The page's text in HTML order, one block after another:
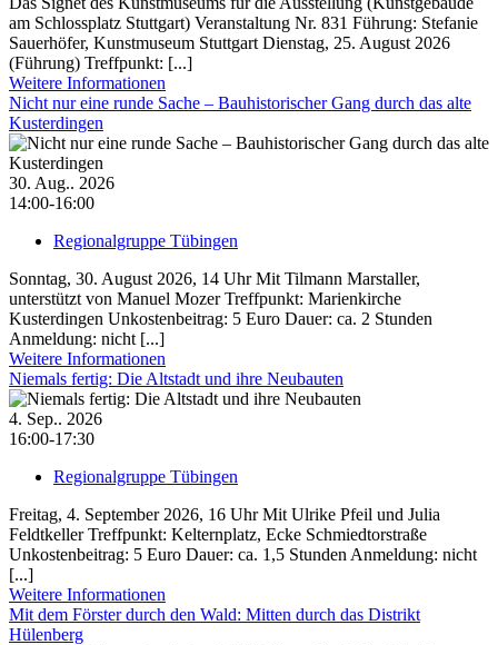
am Schlossplatz Stuttgart) Veranstaltung Nr. 831 Führung: Stefanie
Sauerhöfer, Kunstmuseum Stuttgart Dienstag, 25. August 2026
(Führung) Treffpunkt: [...]
Weitere Informationen
Nicht nur eine runde Sache – Bauhistorischer Gang durch das alte
Kusterdingen
30. Aug.. 2026
14:00-16:00
Regionalgruppe Tübingen
Sonntag, 30. August 2026, 14 Uhr Mit Tilmann Marstaller,
unterstützt von Manuel Mozer Treffpunkt: Marienkirche
Kusterdingen Unkostenbeitrag: 5 Euro Dauer: ca. 2 Stunden
Anmeldung: nicht [...]
Weitere Informationen
Niemals fertig: Die Altstadt und ihre Neubauten
4. Sep.. 2026
16:00-17:30
Regionalgruppe Tübingen
Freitag, 4. September 2026, 16 Uhr Mit Ulrike Pfeil und Julia
Feldtkeller Treffpunkt: Kelternplatz, Ecke Schmiedtorstraße
Unkostenbeitrag: 5 Euro Dauer: ca. 1,5 Stunden Anmeldung: nicht
[...]
Weitere Informationen
Mit dem Förster durch den Wald: Mitten durch das Distrikt
Hülenberg